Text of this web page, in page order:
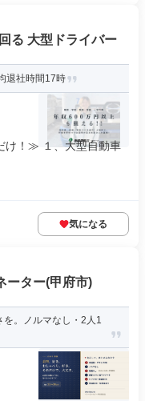
る 大型ドライバー
退社時間17時
け！≫ １、大型自動車
気になる
ーター(甲府市)
を。ノルマなし・2人1